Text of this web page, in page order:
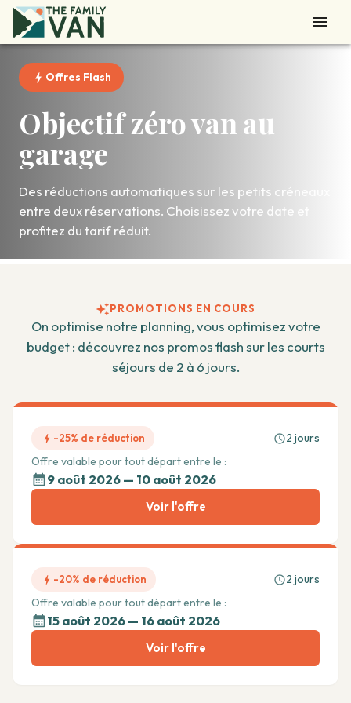
Offres Flash
Objectif zéro van au
garage
Des réductions automatiques sur les petits créneaux
entre deux réservations. Choisissez votre date et
profitez du tarif réduit.
PROMOTIONS EN COURS
On optimise notre planning, vous optimisez votre
budget : découvrez nos promos flash sur les courts
séjours de 2 à 6 jours.
-25% de réduction 2 jours
Offre valable pour tout départ entre le :
9 août 2026 — 10 août 2026
Voir l'offre
-20% de réduction 2 jours
Offre valable pour tout départ entre le :
15 août 2026 — 16 août 2026
Voir l'offre